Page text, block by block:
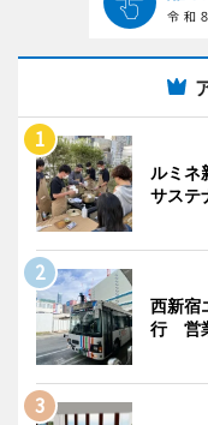
ルミネ
サステ
西新宿
行 営